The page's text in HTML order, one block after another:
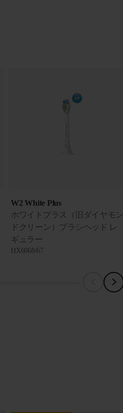
W2 White Plus
ホワイトプラス（旧ダイヤモン
ドクリーン）ブラシヘッド レ
ギュラー
HX6068/67